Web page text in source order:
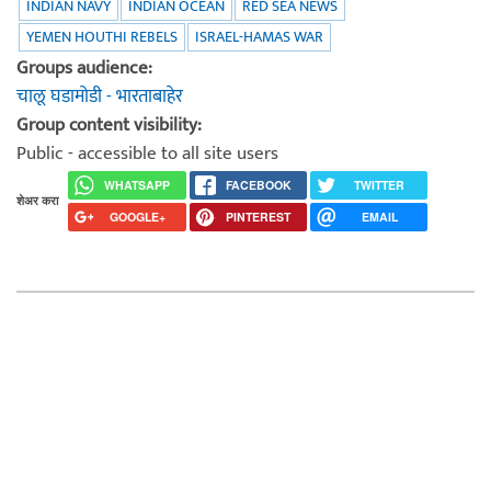
INDIAN NAVY
INDIAN OCEAN
RED SEA NEWS
YEMEN HOUTHI REBELS
ISRAEL-HAMAS WAR
Groups audience:
चालू घडामोडी - भारताबाहेर
Group content visibility:
Public - accessible to all site users
शेअर करा
WHATSAPP FACEBOOK
TWITTER
GOOGLE+
PINTEREST EMAIL